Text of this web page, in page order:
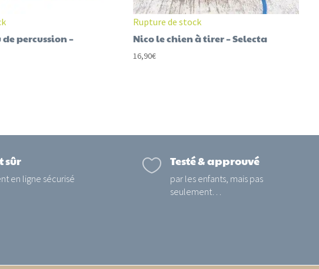
percussion –
Rupture de stock
Nico le chien à tirer – Selecta
16,90€
sûr
en ligne sécurisé
 Testé & approuvé
par les enfants, mais pas
seulement…